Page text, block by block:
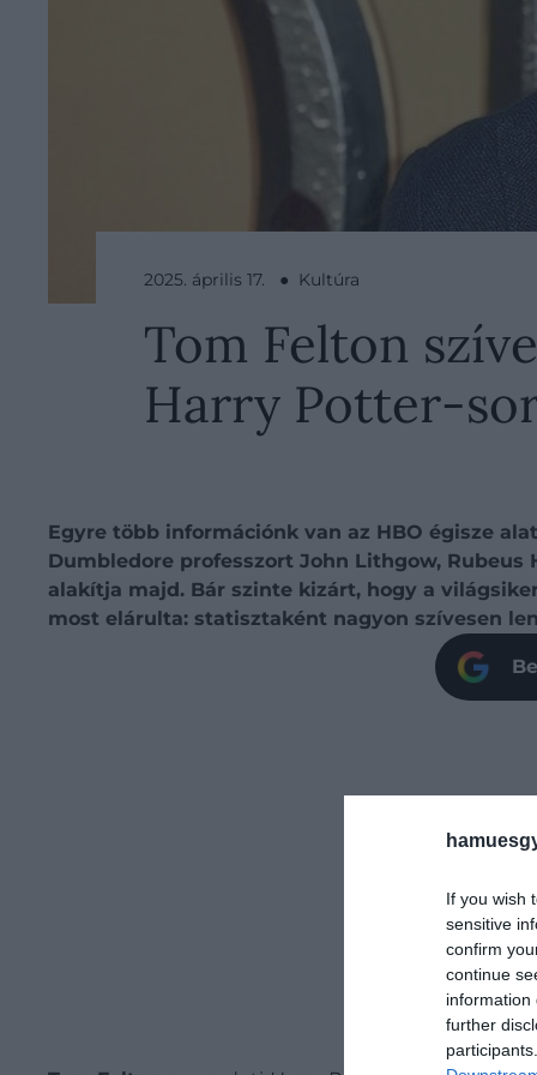
If you wish
sensitive
confirm
continue
information
further
2025. április 17. ● Kultúra
Tom Felton
Harry Potter-
Egyre több információnk van az HBO égisze
Dumbledore professzort John Lithgow, Rubeus
alakítja majd. Bár szinte kizárt, hogy a
most elárulta: statisztaként nagyon szívesen